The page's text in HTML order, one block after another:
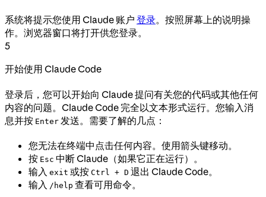
系统将提示您使用 Claude 账户 登录。按照屏幕上的说明操
作。浏览器窗口将打开供您登录。
5
开始使用 Claude Code
登录后，您可以开始向 Claude 提问有关您的代码或其他任何
内容的问题。Claude Code 完全以文本形式运行。您输入消
息并按 Enter 发送。需要了解的几点：
您无法在终端中点击任何内容。使用箭头键移动。
按 Esc 中断 Claude（如果它正在运行）。
输入 exit 或按 Ctrl + D 退出 Claude Code。
输入 /help 查看可用命令。